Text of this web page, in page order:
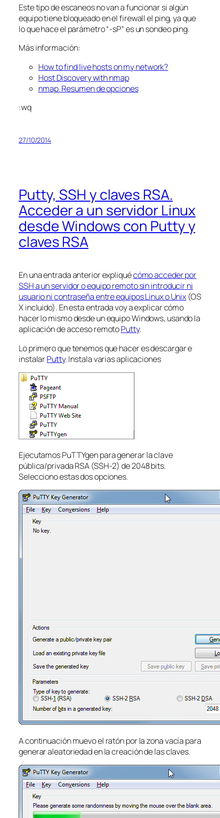
Este tipo de escaneos no van a funcionar si algún
equipo tiene bloqueado en el firewall el ping, ya que
lo que hace el parámetro “-sP” es un sondeo ping.
Más información:
How to find live hosts on my network?
Host Discovery with nmap
nmap. Resumen de opciones
:wq
27/10/2014
Putty, SSH y claves RSA.
Acceder a un servidor Linux
desde Windows con Putty y
claves RSA
En una entrada anterior expliquécómo acceder por
SSH a un servidor o equipo remoto sin introducir ni
usuario ni contraseña entre equipos Linux o Unix (OS
X incluido). En esta entrada voy a explicar cómo
hacer lo mismo desde un equipo Windows, usando la
aplicación de acceso remotoPutty.
Lo primero que tenemos que hacer es descargar e
instalarPutty. Instala varias aplicaciones
Ejecutamos PuTTYgen para generar la clave
pública/privada RSA (SSH-2) de 2048 bits.
Selecciono estas dos opciones.
A continuación muevo el ratón por la zona vacía para
generar aleatoriedad en la creación de las claves.